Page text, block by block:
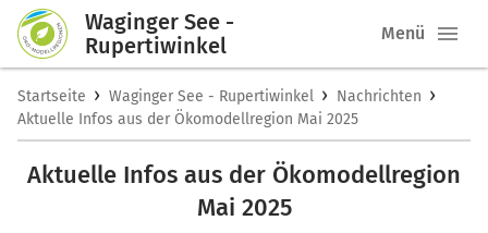
Waginger See -
Rupertiwinkel
Menü
Startseite › Waginger See - Rupertiwinkel › Nachrichten ›
Aktuelle Infos aus der Ökomodellregion Mai 2025
Aktuelle Infos aus der Ökomodellregion
Mai 2025